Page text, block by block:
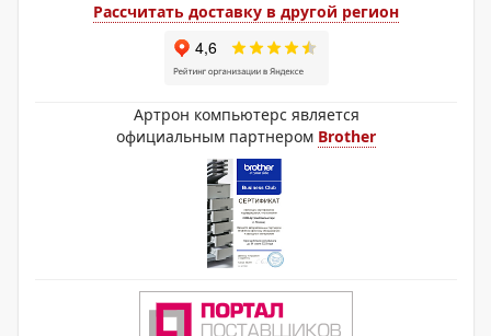
Рассчитать доставку в другой регион
Артрон компьютерс является
официальным партнером Brother